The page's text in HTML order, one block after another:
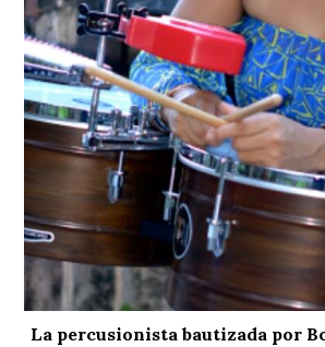
La percusionista bautizada por